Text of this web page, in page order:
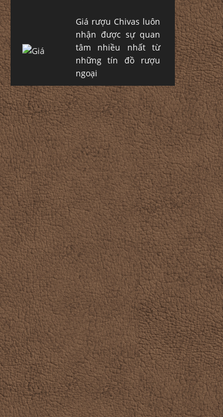
Giá rượu Chivas luôn
nhận được sự quan
tâm nhiều nhất từ
những tín đồ rượu
ngoại